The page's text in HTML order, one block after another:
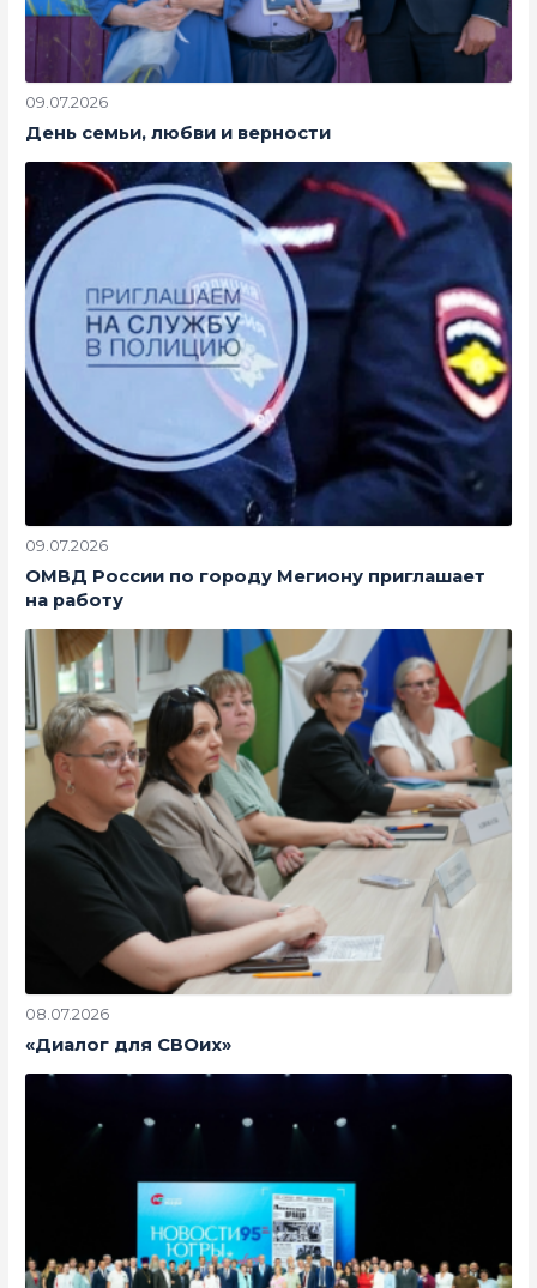
09.07.2026
День семьи, любви и верности
09.07.2026
ОМВД России по городу Мегиону приглашает
на работу
08.07.2026
«Диалог для СВОих»